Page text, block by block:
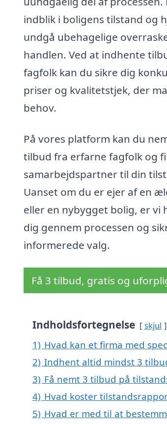
indblik i boligens tilstand og
undgå ubehagelige
handlen. Ved at indhente
fagfolk kan du sikre dig
priser og kvalitetstjek, der
behov.
På vores platform kan du
tilbud fra erfarne fagfolk og
samarbejdspartner til din
Uanset om du er ejer af en
eller en nybygget bolig, er vi
dig gennem processen og
informerede valg.
Få 3 tilbud, gratis og
Indholdsfortegnelse skjul
1) Hvad kan et firma med
2) Indhent altid mindst 3
3) Få nemt 3 tilbud på
4) Hvad koster
5) Hvad er med til at